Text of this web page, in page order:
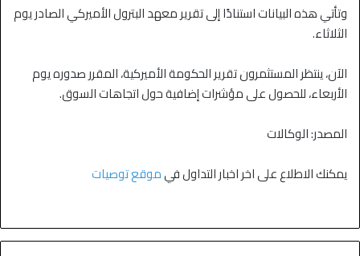
وتأتي هذه البيانات استنادًا إلى تقرير معهد البترول الأميركي الصادر يوم
الثلاثاء.
الآن، ينتظر المستثمرون تقرير الحكومة الأميركية، المقرر صدوره يوم
الأربعاء، للحصول على مؤشرات إضافية حول اتجاهات السوق.
المصدر: الوكالات
يمكنك الاطلاع على اخر اخبار التداول فيموقع توصيات